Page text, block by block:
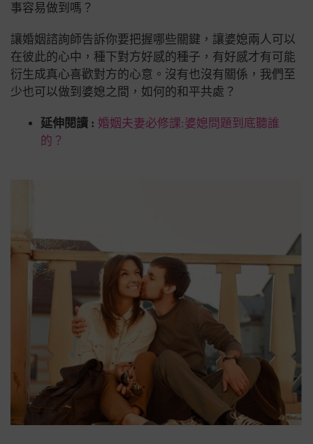
事容易做到嗎？
讓婚姻諮詢師告訴你要把握哪些關鍵，讓婆媳兩人可以
在彼此的心中，種下對方好感的種子，有好感才有可能
衍生成真心喜歡對方的心意。沒有也沒有關係，我們至
少也可以做到婆媳之間，如何的和平共處？
延伸閱讀 : 婚姻夫妻必修課:婆媳問題到底聽誰
的？